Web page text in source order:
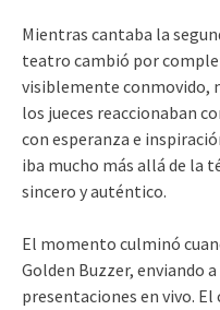
Mientras cantaba la
teatro cambió por
visiblemente conmovido,
los jueces reaccionaban
con esperanza e
iba mucho más allá de la
sincero y auténtico.
El momento culminó
Golden Buzzer, enviando
presentaciones en vivo.